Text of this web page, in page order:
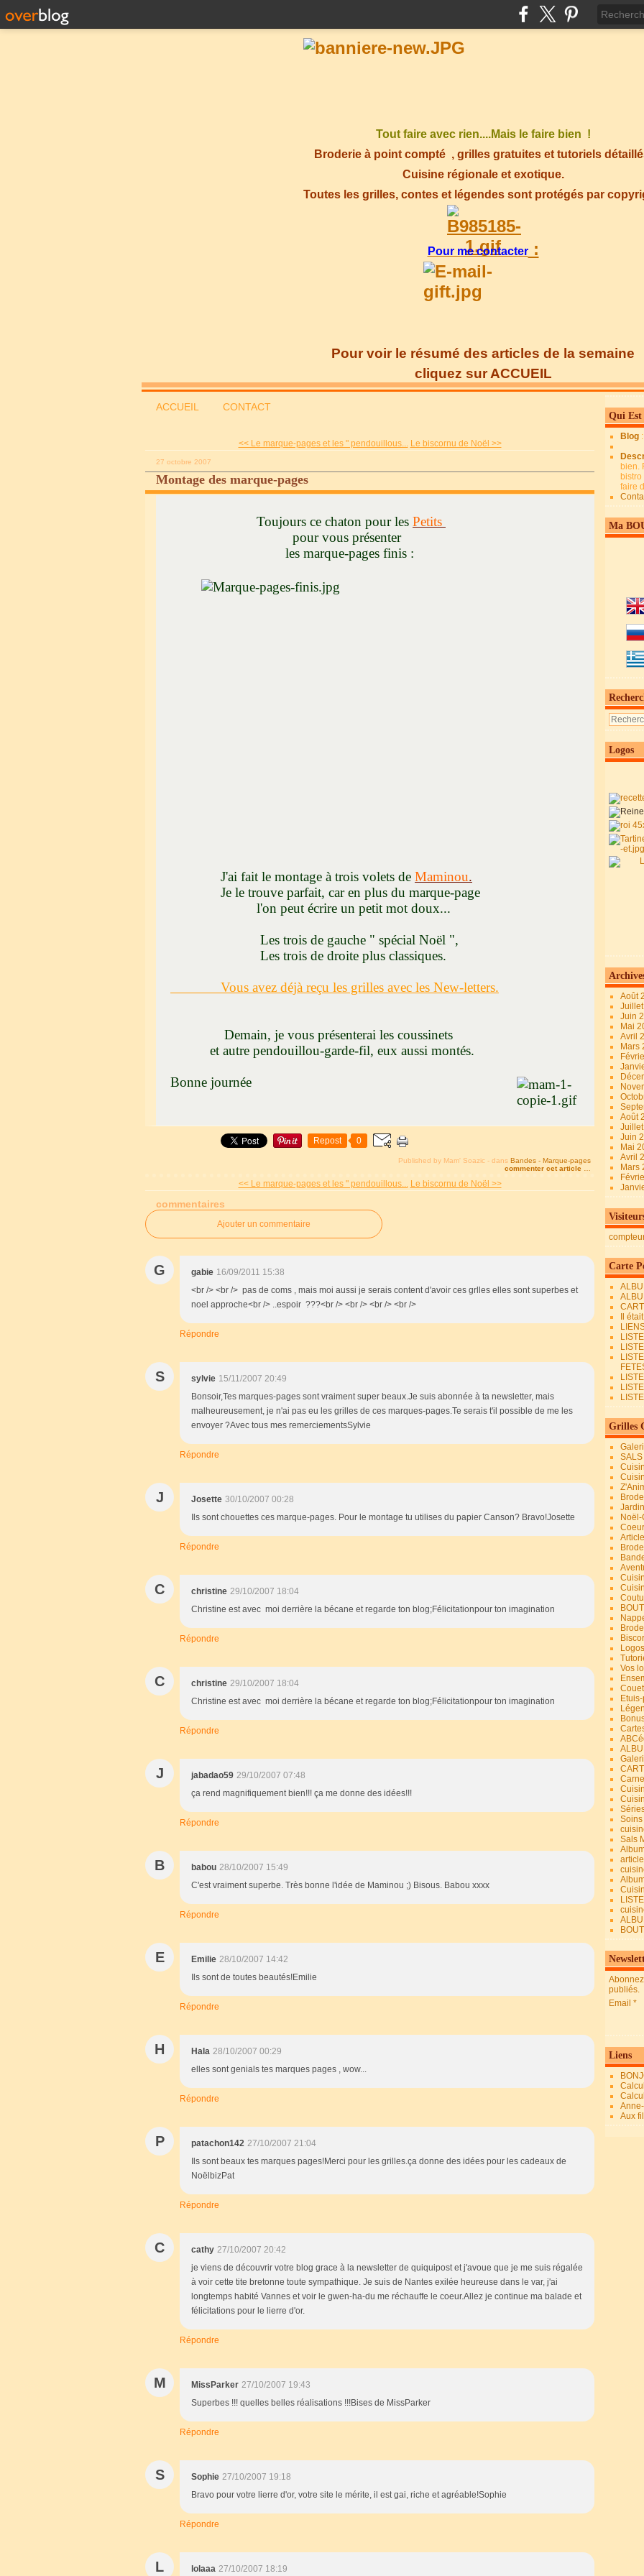
Tout faire avec rien....Mais le faire bien !
Broderie à point compté , grilles gratuites et tutoriels
Cuisine régionale et exotique.
Toutes les grilles, contes et légendes sont protégés par
Pour me contacter:
Pour voir le résumé des articles de la semaine
cliquez sur ACCUEIL
ACCUEIL CONTACT
<< Le marque-pages et les " pendouillous... Le biscornu de Noël >>
27 octobre 2007
Montage des marque-pages
Toujours ce chaton pour les Petits
pour vous présenter
les marque-pages finis :
J'ai fait le montage à trois volets de Maminou.
Je le trouve parfait, car en plus du marque-page
l'on peut écrire un petit mot doux...
Les trois de gauche " spécial Noël ",
Les trois de droite plus classiques.
Vous avez déjà reçu les grilles avec les New-letters.
Demain, je vous présenterai les coussinets
et autre pendouillou-garde-fil, eux aussi montés.
Bonne journée
Repost 0
Published by Mam' Soazic - dans Bandes - Marque-pages
commenter cet article
<< Le marque-pages et les " pendouillous... Le biscornu de Noël >>
commentaires
Ajouter un commentaire
G gabie 16/09/2011 15:38
<br /> <br /> pas de coms , mais moi aussi je serais content d'avoir ces grlles elles sont superbes et
noel approche<br /> ..espoir ???<br /> <br /> <br /> <br />
Répondre
S sylvie 15/11/2007 20:49
Bonsoir,Tes marques-pages sont vraiment super beaux.Je suis abonnée à ta newsletter, mais
malheureusement, je n'ai pas eu les grilles de ces marques-pages.Te serais t'il possible de me les
envoyer ?Avec tous mes remerciementsSylvie
Répondre
J Josette 30/10/2007 00:28
Ils sont chouettes ces marque-pages. Pour le montage tu utilises du papier Canson? Bravo!Josette
Répondre
C christine 29/10/2007 18:04
Christine est avec moi derrière la bécane et regarde ton blog;Félicitationpour ton imagination
Répondre
C christine 29/10/2007 18:04
Christine est avec moi derrière la bécane et regarde ton blog;Félicitationpour ton imagination
Répondre
J jabadao59 29/10/2007 07:48
ça rend magnifiquement bien!!! ça me donne des idées!!!
Répondre
B babou 28/10/2007 15:49
C'est vraiment superbe. Très bonne l'idée de Maminou ;) Bisous. Babou xxxx
Répondre
E Emilie 28/10/2007 14:42
Ils sont de toutes beautés!Emilie
Répondre
H Hala 28/10/2007 00:29
elles sont genials tes marques pages , wow...
Répondre
P patachon142 27/10/2007 21:04
Ils sont beaux tes marques pages!Merci pour les grilles.ça donne des idées pour les cadeaux de
NoëlbizPat
Répondre
C cathy 27/10/2007 20:42
je viens de découvrir votre blog grace à la newsletter de quiquipost et j'avoue que je me suis régalée
à voir cette tite bretonne toute sympathique. Je suis de Nantes exilée heureuse dans le var, j'ai
longtemps habité Vannes et voir le gwen-ha-du me réchauffe le coeur.Allez je continue ma balade et
félicitations pour le lierre d'or.
Répondre
M MissParker 27/10/2007 19:43
Superbes !!! quelles belles réalisations !!!Bises de MissParker
Répondre
S Sophie 27/10/2007 19:18
Bravo pour votre lierre d'or, votre site le mérite, il est gai, riche et agréable!Sophie
Répondre
L lolaaa 27/10/2007 18:19
Qui Est
Blog
bien.
faire
Ma
Logos
Août
Juin
Mai
Avril
Mars
Août
Juin
Mai
Avril
Mars
Carte
Il
Grilles
Vos
Sals
article
publiés.
Email
Liens
Aux